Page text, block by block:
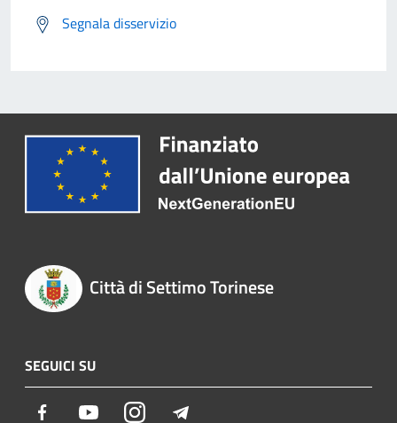
Segnala disservizio
Città di Settimo Torinese
SEGUICI SU
Facebook YoutubeInstagram